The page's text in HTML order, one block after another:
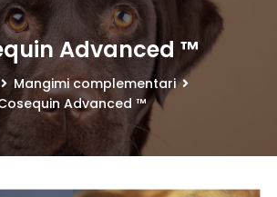
Advanced ™
Mangimi complementari
Advanced ™